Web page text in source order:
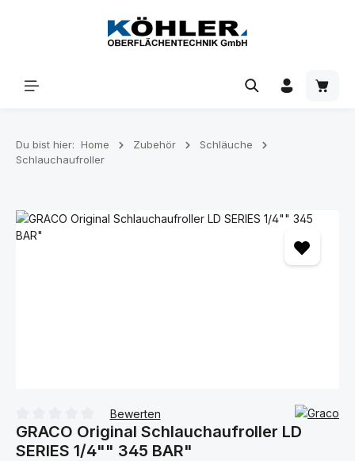
Zum Hauptinhalt springen
Du bist hier: Home Zubehör
Schläuche
Schlauchaufroller
Bildergalerie überspringen
Durchschnittliche Bewertung von 0 von 5 Sternen
Bewerten
GRACO Original Schlauchaufroller LD
SERIES 1/4"" 345 BAR"